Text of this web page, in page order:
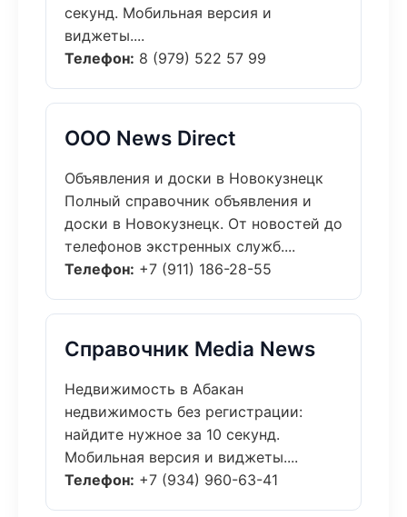
секунд. Мобильная версия и
виджеты....
Телефон: 8 (979) 522 57 99
ООО News Direct
Объявления и доски в Новокузнецк
Полный справочник объявления и
доски в Новокузнецк. От новостей до
телефонов экстренных служб....
Телефон: +7 (911) 186-28-55
Справочник Media News
Недвижимость в Абакан
недвижимость без регистрации:
найдите нужное за 10 секунд.
Мобильная версия и виджеты....
Телефон: +7 (934) 960-63-41